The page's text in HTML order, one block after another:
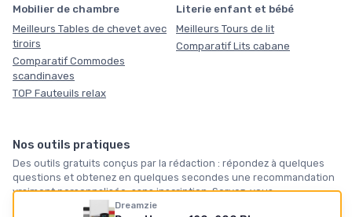
Dreamzie
Mobilier de chambre
Meilleurs Tables de chevet avec
tiroirs
Comparatif Commodes
scandinaves
TOP Fauteuils relax
Literie enfant et bébé
Meilleurs Tours de lit
Comparatif Lits cabane
Nos outils pratiques
Des outils gratuits conçus par la rédaction : répondez à quelques
questions et obtenez en quelques secondes une recommandation
vraiment personnalisée, sans inscription. Servez-vous.